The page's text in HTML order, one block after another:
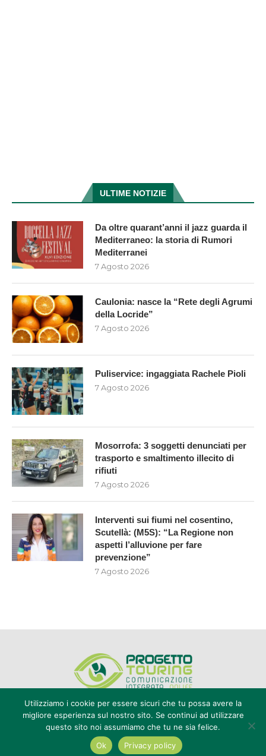
ULTIME NOTIZIE
Da oltre quarant’anni il jazz guarda il
Mediterraneo: la storia di Rumori
Mediterranei
7 Agosto 2026
Caulonia: nasce la “Rete degli Agrumi
della Locride”
7 Agosto 2026
Puliservice: ingaggiata Rachele Pioli
7 Agosto 2026
Mosorrofa: 3 soggetti denunciati per
trasporto e smaltimento illecito di
rifiuti
7 Agosto 2026
Interventi sui fiumi nel cosentino,
Scutellà: (M5S): “La Regione non
aspetti l’alluvione per fare
prevenzione”
7 Agosto 2026
Editore Progetto Touring srl - iscrizione al ROC n°20616 - P.IVA e CF
02636800803 - Reg. Tribunale Reggio Calabria n° 04/1976 -
redazione@touring104.it
Utilizziamo i cookie per essere sicuri che tu possa avere la
migliore esperienza sul nostro sito. Se continui ad utilizzare
questo sito noi assumiamo che tu ne sia felice.
Ok
Privacy policy